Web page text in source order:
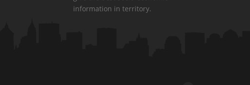
information in territory.